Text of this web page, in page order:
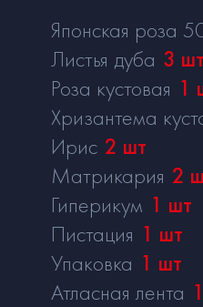
Японская роза
Листья дуба 3 шт
Роза кустовая 1
Хризантема
Ирис 2 шт
Матрикария 2
Гиперикум 1 шт
Пистация 1 шт
Упаковка 1 шт
Атласная лента 1